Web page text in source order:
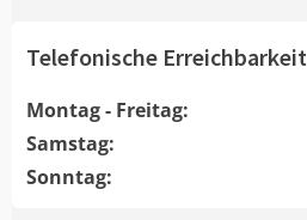
Telefonische Erreichbarkeit
Montag - Freitag:
Samstag:
Sonntag: